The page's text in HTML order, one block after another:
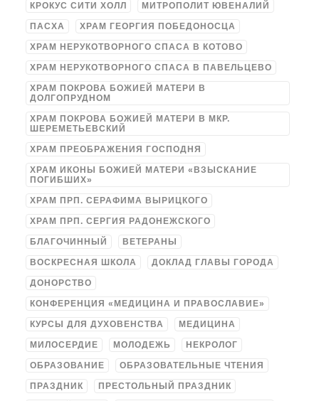
КРОКУС СИТИ ХОЛЛ МИТРОПОЛИТ ЮВЕНАЛИЙ
ПАСХА ХРАМ ГЕОРГИЯ ПОБЕДОНОСЦА
ХРАМ НЕРУКОТВОРНОГО СПАСА В КОТОВО
ХРАМ НЕРУКОТВОРНОГО СПАСА В ПАВЕЛЬЦЕВО
ХРАМ ПОКРОВА БОЖИЕЙ МАТЕРИ В
ДОЛГОПРУДНОМ
ХРАМ ПОКРОВА БОЖИЕЙ МАТЕРИ В МКР.
ШЕРЕМЕТЬЕВСКИЙ
ХРАМ ПРЕОБРАЖЕНИЯ ГОСПОДНЯ
ХРАМ ИКОНЫ БОЖИЕЙ МАТЕРИ «ВЗЫСКАНИЕ
ПОГИБШИХ»
ХРАМ ПРП. СЕРАФИМА ВЫРИЦКОГО
ХРАМ ПРП. СЕРГИЯ РАДОНЕЖСКОГО
БЛАГОЧИННЫЙ ВЕТЕРАНЫ
ВОСКРЕСНАЯ ШКОЛА ДОКЛАД ГЛАВЫ ГОРОДА
ДОНОРСТВО
КОНФЕРЕНЦИЯ «МЕДИЦИНА И ПРАВОСЛАВИЕ»
КУРСЫ ДЛЯ ДУХОВЕНСТВА МЕДИЦИНА
МИЛОСЕРДИЕ МОЛОДЕЖЬ НЕКРОЛОГ
ОБРАЗОВАНИЕ ОБРАЗОВАТЕЛЬНЫЕ ЧТЕНИЯ
ПРАЗДНИК ПРЕСТОЛЬНЫЙ ПРАЗДНИК